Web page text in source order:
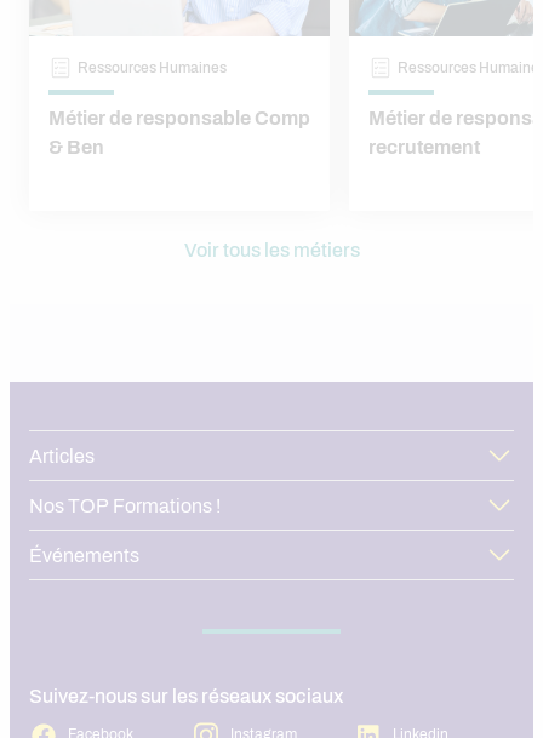
Ressources Humaines
Métier de responsable Comp
& Ben
Ressources
Métier de
recrutement
Voir tous les métiers
Articles
Nos TOP Formations !
Événements
Suivez-nous sur les réseaux sociaux
Facebook Instagram Linkedin